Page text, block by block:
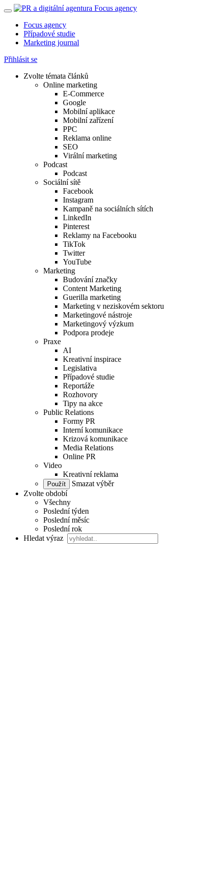
Focus agency
Případové studie
Marketing journal
Přihlásit se
Zvolte témata článků
Online marketing
E-Commerce
Google
Mobilní aplikace
Mobilní zařízení
PPC
Reklama online
SEO
Virální marketing
Podcast
Podcast
Sociální sítě
Facebook
Instagram
Kampaně na sociálních sítích
LinkedIn
Pinterest
Reklamy na Facebooku
TikTok
Twitter
YouTube
Marketing
Budování značky
Content Marketing
Guerilla marketing
Marketing v neziskovém sektoru
Marketingové nástroje
Marketingový výzkum
Podpora prodeje
Praxe
AI
Kreativní inspirace
Legislativa
Případové studie
Reportáže
Rozhovory
Tipy na akce
Public Relations
Formy PR
Interní komunikace
Krizová komunikace
Media Relations
Online PR
Video
Kreativní reklama
Smazat výběr
Zvolte období
Všechny
Poslední týden
Poslední měsíc
Poslední rok
Hledat výraz